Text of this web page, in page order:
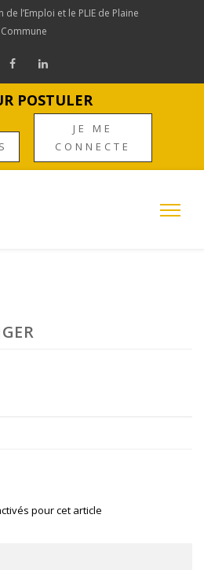
l’Emploi et le PLIE de Plaine
Commune
POSTULER
JE ME
CONNECTE
pour cet article